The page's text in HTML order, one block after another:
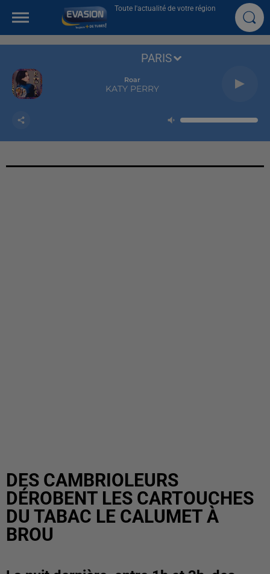
Toute l'actualité de votre région
Roar
KATY PERRY
PARIS
DES CAMBRIOLEURS
DÉROBENT LES CARTOUCHES
DU TABAC LE CALUMET À
BROU